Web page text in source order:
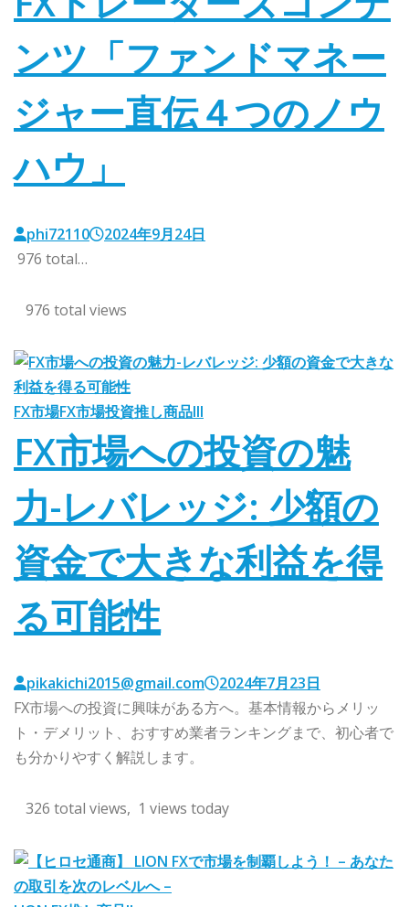
ンツ「ファンドマネー
ジャー直伝４つのノウ
ハウ」
phi72110
2024年9月24日
976 total…
976 total views
FX市場FX市場投資推し商品III
FX市場への投資の魅
力-レバレッジ: 少額の
資金で大きな利益を得
る可能性
pikakichi2015@gmail.com
2024年7月23日
FX市場への投資に興味がある方へ。基本情報からメリッ
ト・デメリット、おすすめ業者ランキングまで、初心者で
も分かりやすく解説します。
326 total views, 1 views today